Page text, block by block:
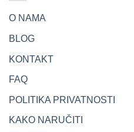
O NAMA
BLOG
KONTAKT
FAQ
POLITIKA PRIVATNOSTI
KAKO NARUČITI